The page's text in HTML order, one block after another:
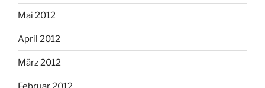
Mai 2012
April 2012
März 2012